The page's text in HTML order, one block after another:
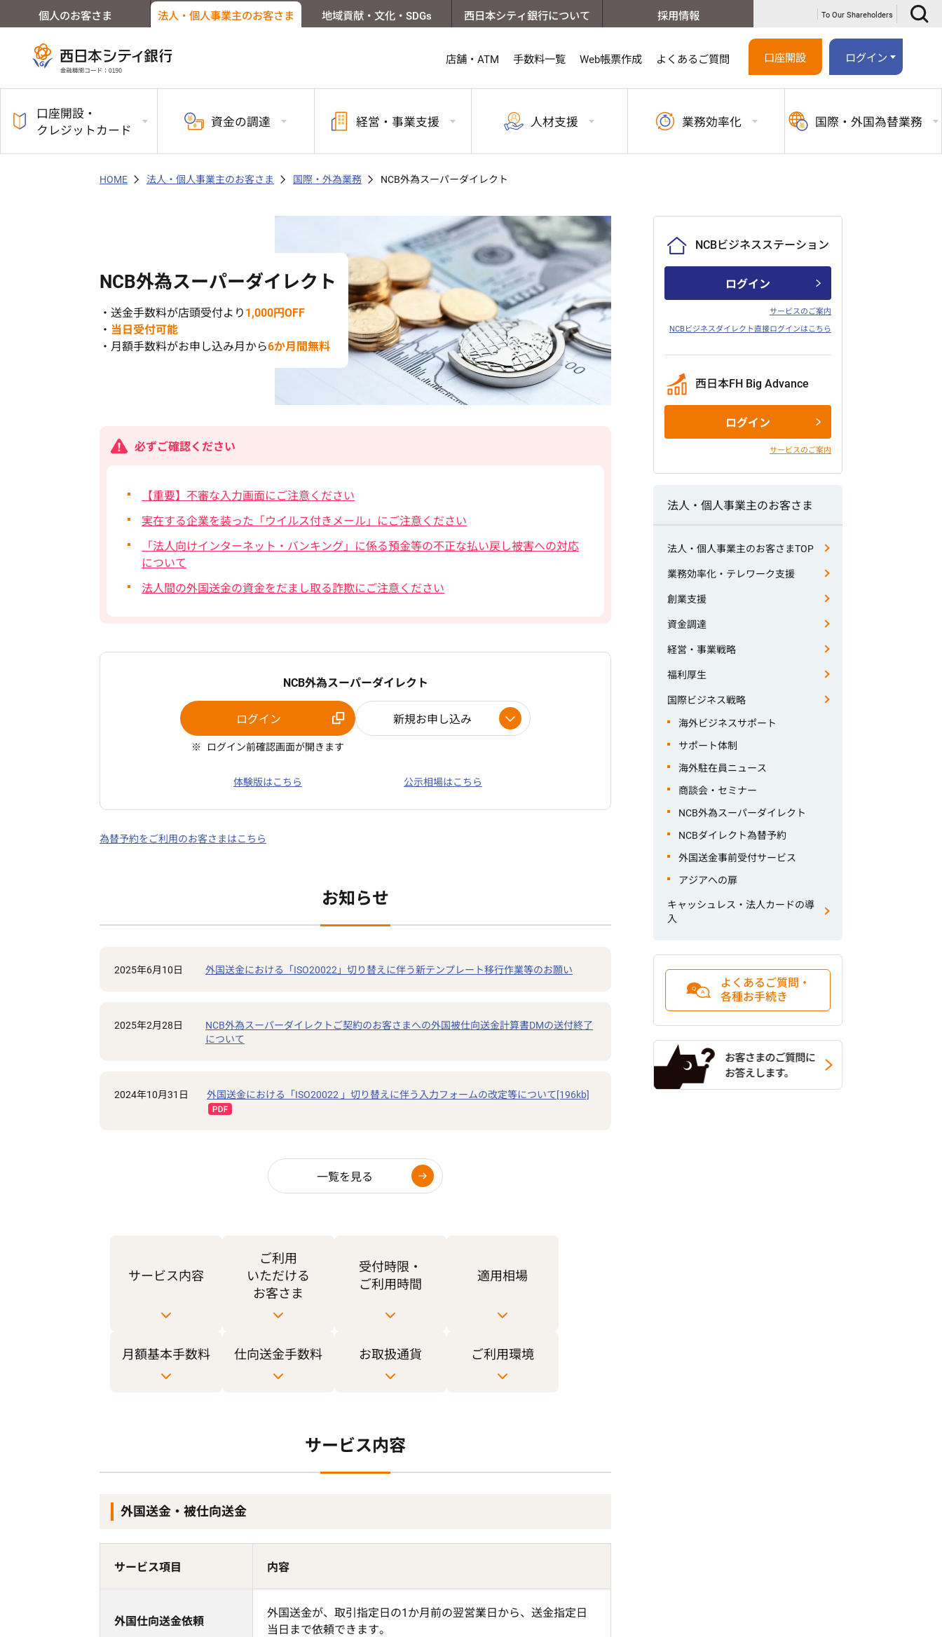
個人のお客さま 法人・個人事業主のお客さま 地域貢献・文化・SDGs 西日本シティ銀行について 採用情報 To Our Shareholders
店舗・ATM 手数料一覧 Web帳票作成 よくあるご質問 口座開設 ログイン
口座開設・
クレジットカード
資金の調達 経営・事業支援 人材支援 業務効率化 国際・外国為替業務
HOME 法人・個人事業主のお客さま 国際・外為業務 NCB外為スーパーダイレクト
NCB外為スーパーダイレクト
・送金手数料が店頭受付より 1,000円OFF
・ 当日受付可能
・月額手数料がお申し込み月から6か月間無料
必ずご確認ください
【重要】不審な入力画面にご注意ください
実在する企業を装った「ウイルス付きメール」にご注意ください
「法人向けインターネット・バンキング」に係る預金等の不正な払い戻し被害への対応
について
法人間の外国送金の資金をだまし取る詐欺にご注意ください
NCB外為スーパーダイレクト
ログイン
ログイン前確認画面が開きます
体験版はこちら
新規お申し込み
公示相場はこちら
為替予約をご利用のお客さまはこちら
お知らせ
2025年6月10日 外国送金における「ISO20022」切り替えに伴う新テンプレート移行作業等のお願い
2025年2月28日
NCB外為スーパーダイレクトご契約のお客さまへの外国被仕向送金計算書DMの送付終了
について
2024年10月31日 外国送金における「ISO20022 」切り替えに伴う入力フォームの改定等について[196kb]
一覧を見る
サービス内容
ご利用
いただける
お客さま
受付時限・
ご利用時間
適用相場
月額基本手数料 仕向送金手数料 お取扱通貨 ご利用環境
サービス内容
外国送金・被仕向送金
サービス項目 内容
外国仕向送金依頼
外国送金が、取引指定日の1か月前の翌営業日から、送金指定日
当日まで依頼できます。
NCBビジネスステーション
ログイン
サービスのご案内
NCBビジネスダイレクト直接ログインはこちら
西日本FH Big Advance
ログイン
サービスのご案内
法人・個人事業主のお客さま
法人・個人事業主のお客さまTOP
業務効率化・テレワーク支援
創業支援
資金調達
経営・事業戦略
福利厚生
国際ビジネス戦略
海外ビジネスサポート
サポート体制
海外駐在員ニュース
商談会・セミナー
NCB外為スーパーダイレクト
NCBダイレクト為替予約
外国送金事前受付サービス
アジアへの扉
キャッシュレス・法人カードの導
入
よくあるご質問・
各種お手続き